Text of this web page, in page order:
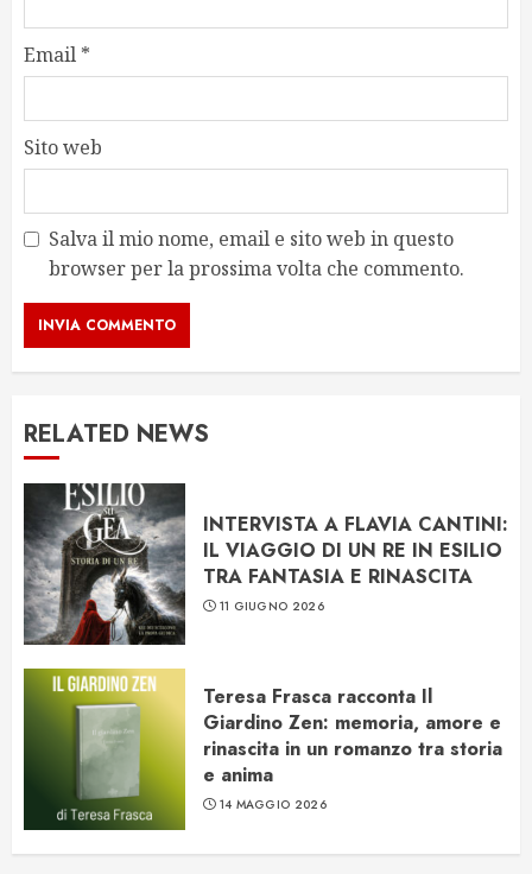
Email *
Sito web
Salva il mio nome, email e sito web in questo
browser per la prossima volta che commento.
RELATED NEWS
INTERVISTA A FLAVIA CANTINI:
IL VIAGGIO DI UN RE IN ESILIO
TRA FANTASIA E RINASCITA
11 GIUGNO 2026
Teresa Frasca racconta Il
Giardino Zen: memoria, amore e
rinascita in un romanzo tra storia
e anima
14 MAGGIO 2026